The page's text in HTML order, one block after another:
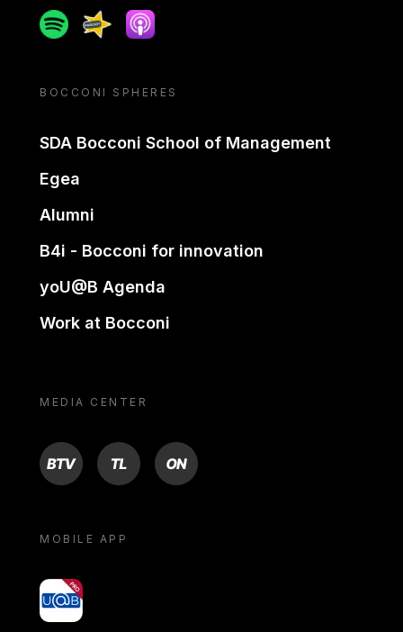
SpotifySpreakerApple podcast
BOCCONI SPHERES
SDA Bocconi School of Management
Egea
Alumni
B4i - Bocconi for innovation
yoU@B Agenda
Work at Bocconi
MEDIA CENTER
BTV TL ON
MOBILE APP
yoU@B